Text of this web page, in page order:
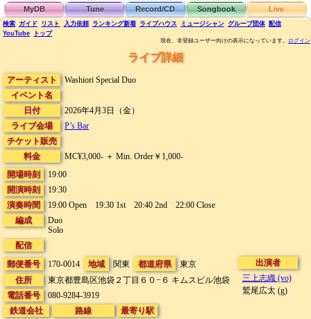
MyDB Tune Record/CD Songbook Live
検索 ガイド リスト 入力依頼 ランキング新着 ライブハウス ミュージシャン グループ団体 配信
YouTube
トップ
現在、非登録ユーザー向けの表示になっています。 ログイン
ライブ詳細
アーティスト
Washiori Special Duo
イベント名
日付
2026年4月3日（金）
ライブ会場
P’s Bar
チケット販売
料金
MC¥3,000- ＋ Min. Order￥1,000-
開場時刻
19:00
開演時刻
19:30
演奏時間
19:00 Open 19:30 1st 20:40 2nd 22:00 Close
編成
Duo
Solo
配信
郵便番号
170-0014 地域 関東 都道府県
東京
住所
東京都豊島区池袋２丁目６０−６ キムスビル池袋
電話番号
080-9284-3919
鉄道会社
路線
最寄り駅
出演者
三上志織 (vo)
鷲尾広太 (g)